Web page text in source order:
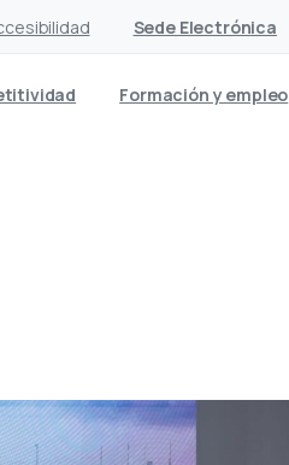
Sede Electrónica
Formación y empleo